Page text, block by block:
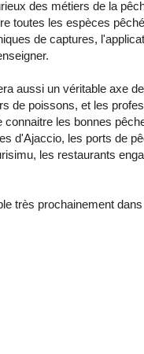
des métiers de la
toutes les espèces
de captures,
aussi un véritable axe
de poissons, et les
connaitre les bonnes
d'Ajaccio, les ports de
les restaurants
très prochainement